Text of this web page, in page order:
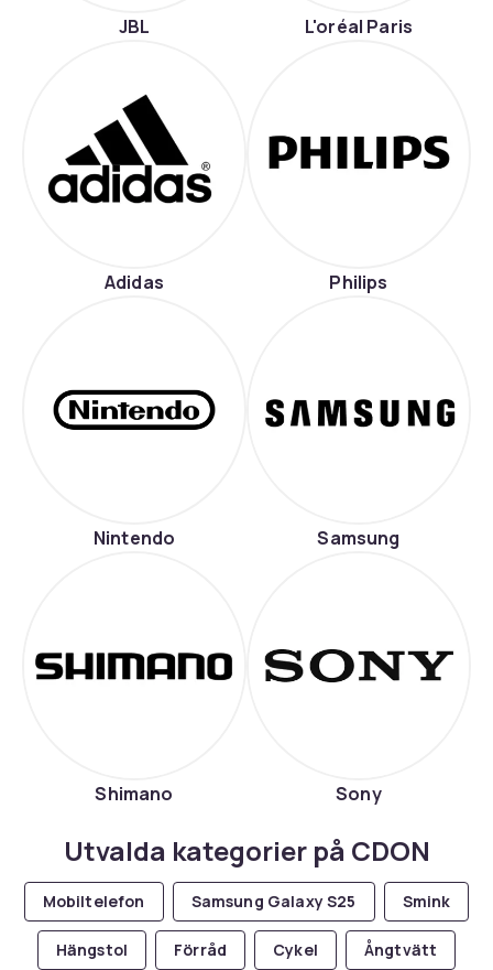
JBL L'oréal Paris
Adidas Philips
Nintendo Samsung
Shimano Sony
Utvalda kategorier på CDON
Mobiltelefon Samsung Galaxy S25 Smink
Hängstol Förråd Cykel Ångtvätt